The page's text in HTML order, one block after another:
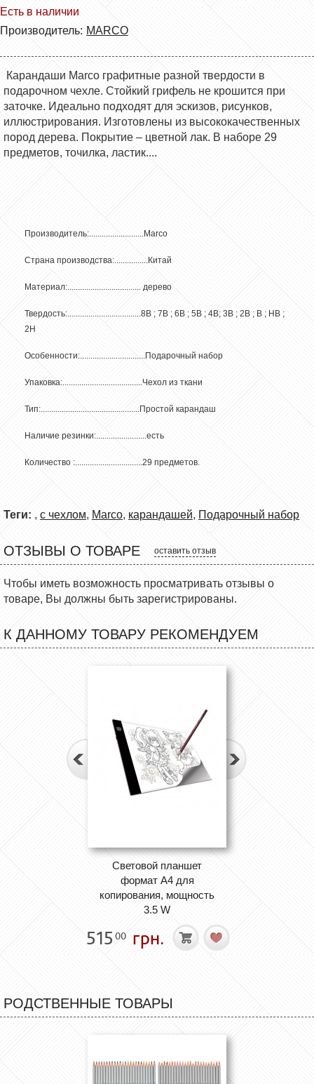
Есть в наличии
Производитель: MARCO
Карандаши Marco графитные разной твердости в
подарочном чехле. Стойкий грифель не крошится при
заточке. Идеально подходят для эскизов, рисунков,
иллюстрирования. Изготовлены из высококачественных
пород дерева. Покрытие – цветной лак. В наборе 29
предметов, точилка, ластик....
Производитель:..........................Marco
Страна производства:................Китай
Материал:................................... дерево
Твердость:...................................8B ; 7B ; 6B ; 5B ; 4B; 3B ; 2B ; B ; HB ;
2H
Особенности:...............................Подарочный набор
Упаковка:......................................Чехол из ткани
Тип:...............................................Простой карандаш
Наличие резинки:........................есть
Количество :................................29 предметов.
Теги: , с чехлом, Marco, карандашей, Подарочный набор
ОТЗЫВЫ О ТОВАРЕ оставить отзыв
Чтобы иметь возможность просматривать отзывы о
товаре, Вы должны быть зарегистрированы.
К ДАННОМУ ТОВАРУ РЕКОМЕНДУЕМ
Световой планшет
формат А4 для
копирования, мощность
3.5 W
515 00 грн.
РОДСТВЕННЫЕ ТОВАРЫ